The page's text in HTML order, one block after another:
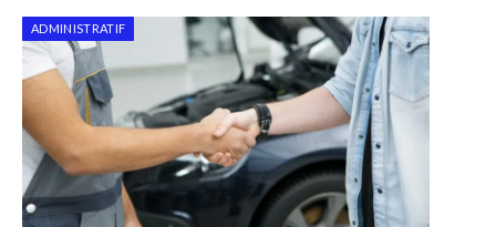
ADMINISTRATIF